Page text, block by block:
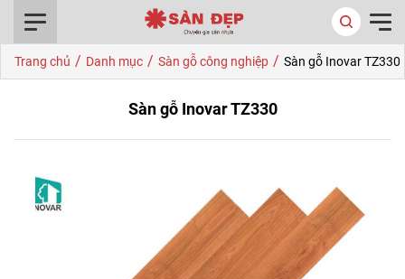
Trang chủ / Danh mục / Sàn gỗ công nghiệp / Sàn gỗ Inovar TZ330
Sàn gỗ Inovar TZ330